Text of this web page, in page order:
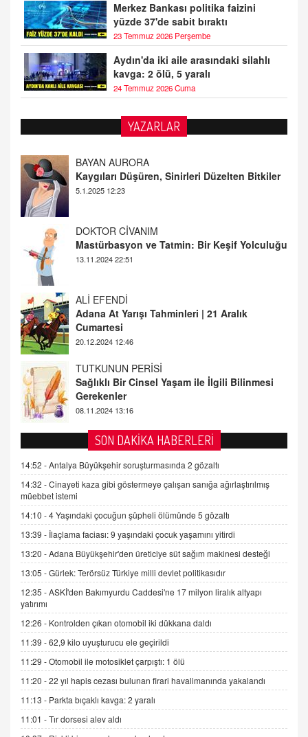
Merkez Bankası politika faizini
yüzde 37'de sabit bıraktı
23 Temmuz 2026 Perşembe
Aydın'da iki aile arasındaki silahlı
kavga: 2 ölü, 5 yaralı
24 Temmuz 2026 Cuma
YAZARLAR
DOKTOR CİVANIM
Mastürbasyon ve Tatmin: Bir Keşif Yolculuğu
13.11.2024 22:51
ALİ EFENDİ
Adana At Yarışı Tahminleri | 21 Aralık
Cumartesi
TUTKUNUN PERİSİ
Sağlıklı Bir Cinsel Yaşam ile İlgili Bilinmesi
Gerekenler
08.11.2024 13:16
FARUK ÖNALAN
Tezkere Onaylanmasaydı…
2 Kasım 2021 Salı 00:11
AV. DOĞAN CAN DOĞAN
Kişisel verilerin korunması ve dijital hukukun
gelişimi
15.09.2025 16:17
SEHER EREK
Kış Ayları Geldi, Hangi Önlemler Alınmalı?
9.12.2025 10:11
İNCİ GÜL AKÖL
Trump Keşke Adana'yı da Ziyaret Etse...
ADEM AKÖL
Esed Destekçilerinin Yüzüne Vurulan Şamar:
Sednaya
11.12.2024 12:30
DR. EKREM ASLAN
Gerçek Ne, Algı Ne? "Beraber Yürüyoruz"
SON DAKİKA HABERLERİ
14:52 -Antalya Büyükşehir soruşturmasında 2 gözaltı
14:32 -Cinayeti kaza gibi göstermeye çalışan sanığa ağırlaştırılmış
müebbet istemi
14:10 -4 Yaşındaki çocuğun şüpheli ölümünde 5 gözaltı
13:39 - İlaçlama faciası: 9 yaşındaki çocuk yaşamını yitirdi
13:20 -Adana Büyükşehir'den üreticiye süt sağım makinesi desteği
13:05 -Gürlek: Terörsüz Türkiye milli devlet politikasıdır
12:35 -ASKİ'den Bakımyurdu Caddesi'ne 17 milyon liralık altyapı
yatırımı
12:26 - Kontrolden çıkan otomobil iki dükkana daldı
11:39 -62,9 kilo uyuşturucu ele geçirildi
11:29 -Otomobil ile motosiklet çarpıştı: 1 ölü
11:20 -22 yıl hapis cezası bulunan firari havalimanında yakalandı
11:13 - Parkta bıçaklı kavga: 2 yaralı
11:01 -Tır dorsesi alev aldı